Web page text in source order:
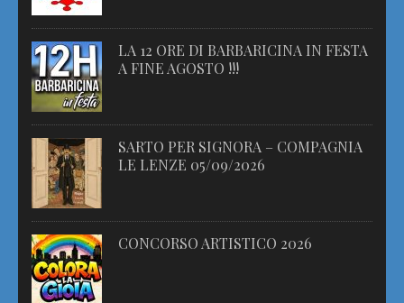
LA 12 ORE DI BARBARICINA IN FESTA
A FINE AGOSTO !!!
SARTO PER SIGNORA – COMPAGNIA
LE LENZE 05/09/2026
CONCORSO ARTISTICO 2026